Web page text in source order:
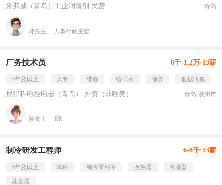
来弗威（青岛）工业润滑剂 民营 青岛
邓先生 人事行政主管
厂务技术员 6千-1.2万·13薪
5年及以上 大专 维修 给排水 保养 数据收集
尼得科电控电器（青岛） 外资（非欧美） 青岛·胶州市
陈女士 HR
制冷研发工程师 6-8千·13薪
1年及以上 本科 制冷零部件 换热器
冷凝器
蒸发器